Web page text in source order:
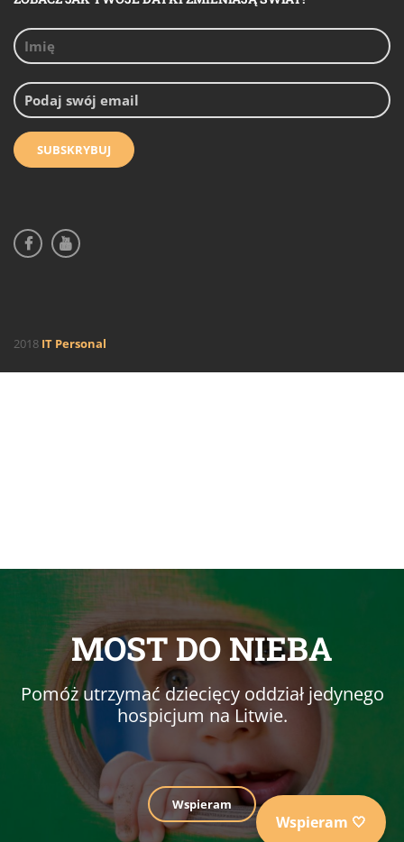
2018 IT Personal
MOST DO NIEBA
Pomóż utrzymać dziecięcy oddział jedynego
hospicjum na Litwie.
Wspieram
Wspieram 🤍